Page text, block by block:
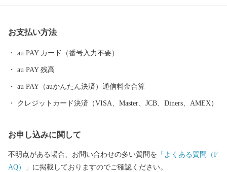
伴い、市内にリニア岐阜県駅（仮称）が誕生します。 中津川市
は、今も昔も交通の要衝として、人、モノ、情報の行き交うまち
しくお願いいたします！ ■中津川市を代表する主な返礼品 ・「中
津川市発祥の栗きんとん」をはじめとする和菓子 ・地域で育まれ
た飛騨牛 ・清流が育む地酒 ・伊勢神宮式年遷宮の御神木としても
こだわりを持って掲載しております。 ぜひお時間のある時にじっ
くりお選びください 期間限定や数量限定のお礼の品もございます
ので まめにチェックしてみてください そしてぜひ中津川市にお越
お支払い方法
au PAY カード（番号入力不要）
au PAY 残高
au PAY（auかんたん決済）通信料金合算
クレジットカード決済（VISA、Master、JCB、Diners、AMEX）
お申し込みに関して
不明点がある場合、お問い合わせの多い質問を 「よくある質問（F
AQ）」 に掲載しておりますのでご確認ください。